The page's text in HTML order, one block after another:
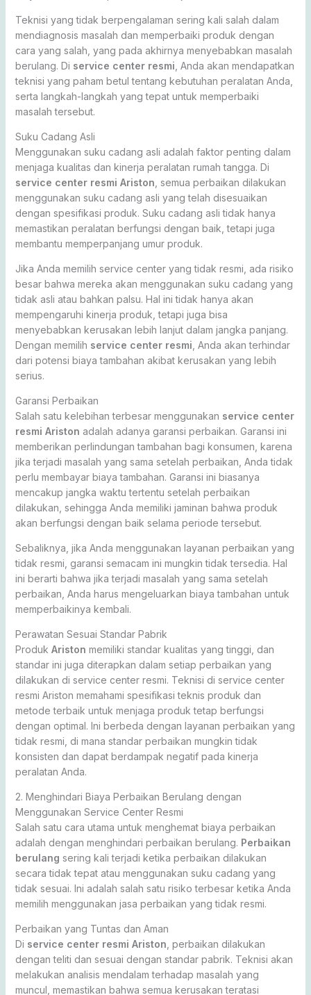
Teknisi yang tidak berpengalaman sering kali salah dalam
mendiagnosis masalah dan memperbaiki produk dengan
cara yang salah, yang pada akhirnya menyebabkan masalah
berulang. Di service center resmi , Anda akan mendapatkan
teknisi yang paham betul tentang kebutuhan peralatan Anda,
serta langkah-langkah yang tepat untuk memperbaiki
masalah tersebut.
Suku Cadang Asli
Menggunakan suku cadang asli adalah faktor penting dalam
menjaga kualitas dan kinerja peralatan rumah tangga. Di
service center resmi Ariston , semua perbaikan dilakukan
menggunakan suku cadang asli yang telah disesuaikan
dengan spesifikasi produk. Suku cadang asli tidak hanya
memastikan peralatan berfungsi dengan baik, tetapi juga
membantu memperpanjang umur produk.
Jika Anda memilih service center yang tidak resmi, ada risiko
besar bahwa mereka akan menggunakan suku cadang yang
tidak asli atau bahkan palsu. Hal ini tidak hanya akan
mempengaruhi kinerja produk, tetapi juga bisa
menyebabkan kerusakan lebih lanjut dalam jangka panjang.
Dengan memilih service center resmi , Anda akan terhindar
dari potensi biaya tambahan akibat kerusakan yang lebih
serius.
Garansi Perbaikan
Salah satu kelebihan terbesar menggunakan service center
resmi Ariston adalah adanya garansi perbaikan. Garansi ini
memberikan perlindungan tambahan bagi konsumen, karena
jika terjadi masalah yang sama setelah perbaikan, Anda tidak
perlu membayar biaya tambahan. Garansi ini biasanya
mencakup jangka waktu tertentu setelah perbaikan
dilakukan, sehingga Anda memiliki jaminan bahwa produk
akan berfungsi dengan baik selama periode tersebut.
Sebaliknya, jika Anda menggunakan layanan perbaikan yang
tidak resmi, garansi semacam ini mungkin tidak tersedia. Hal
ini berarti bahwa jika terjadi masalah yang sama setelah
perbaikan, Anda harus mengeluarkan biaya tambahan untuk
memperbaikinya kembali.
Perawatan Sesuai Standar Pabrik
Produk Ariston memiliki standar kualitas yang tinggi, dan
standar ini juga diterapkan dalam setiap perbaikan yang
dilakukan di service center resmi. Teknisi di service center
resmi Ariston memahami spesifikasi teknis produk dan
metode terbaik untuk menjaga produk tetap berfungsi
dengan optimal. Ini berbeda dengan layanan perbaikan yang
tidak resmi, di mana standar perbaikan mungkin tidak
konsisten dan dapat berdampak negatif pada kinerja
peralatan Anda.
2. Menghindari Biaya Perbaikan Berulang dengan
Menggunakan Service Center Resmi
Salah satu cara utama untuk menghemat biaya perbaikan
adalah dengan menghindari perbaikan berulang. Perbaikan
berulang sering kali terjadi ketika perbaikan dilakukan
secara tidak tepat atau menggunakan suku cadang yang
tidak sesuai. Ini adalah salah satu risiko terbesar ketika Anda
memilih menggunakan jasa perbaikan yang tidak resmi.
Perbaikan yang Tuntas dan Aman
Di service center resmi Ariston , perbaikan dilakukan
dengan teliti dan sesuai dengan standar pabrik. Teknisi akan
melakukan analisis mendalam terhadap masalah yang
muncul, memastikan bahwa semua kerusakan teratasi